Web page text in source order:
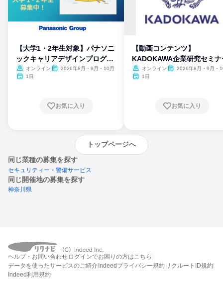
【大学1・2年生対象】パナソニ
ックキャリアデザインプログラ
ム
オンライン
2026年8月・9月・10月
1日
お気に入り
【動画コンテンツ】
KADOKAWA企業研究セミナ
オンライン
2026年8月・9月・
1日
お気に入り
トップページへ
同じ業種の募集を探す
セキュリティー・警備サービス
同じ開催地の募集を探す
神奈川県
エントリーするとプログラムの詳細案内を
受け取れるようになります
ヘルプ・お問い合わせ ログインでお困りの方はこちら
データを使ったサービスのご紹介 Indeedプライバシー規約 リクルートID規約
Indeed利用規約